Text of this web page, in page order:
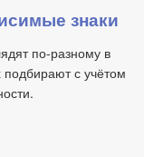
знаки
по‑разному в
с учётом